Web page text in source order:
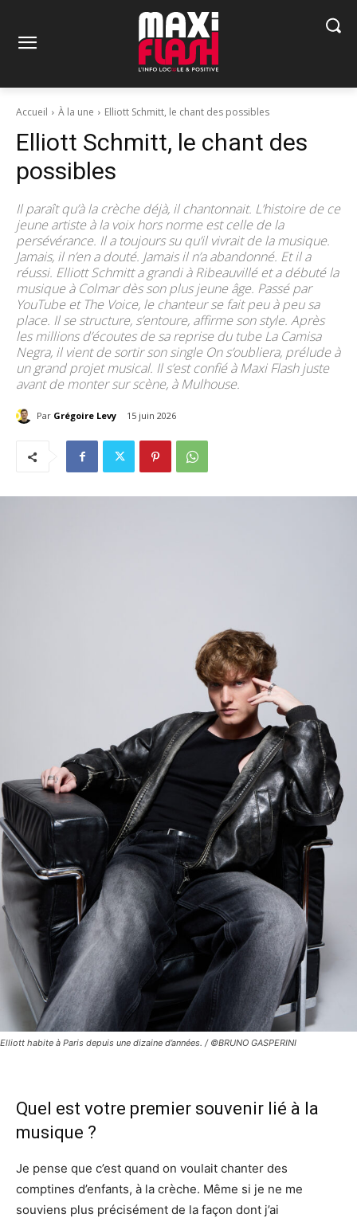
Accueil À la une Elliott Schmitt, le chant des possibles
Elliott Schmitt, le chant des
possibles
Il paraît qu’à la crèche déjà, il chantonnait. L’histoire de ce
jeune artiste à la voix hors norme est celle de la
persévérance. Il a toujours su qu’il vivrait de la musique.
Jamais, il n’en a douté. Jamais il n’a abandonné. Et il a
réussi. Elliott Schmitt a grandi à Ribeauvillé et a débuté la
musique à Colmar dès son plus jeune âge. Passé par
YouTube et The Voice, le chanteur se fait peu à peu sa
place. Il se structure, s’entoure, affirme son style. Après
les millions d’écoutes de sa reprise du tube La Camisa
Negra, il vient de sortir son single On s’oubliera, prélude à
un grand projet musical. Il s’est confié à Maxi Flash juste
avant de monter sur scène, à Mulhouse.
Par Grégoire Levy 15 juin 2026
Elliott habite à Paris depuis une dizaine d’années. / ©BRUNO GASPERINI
Quel est votre premier souvenir lié à la
musique ?
Je pense que c’est quand on voulait chanter des
comptines d’enfants, à la crèche. Même si je ne me
souviens plus précisément de la façon dont j’ai